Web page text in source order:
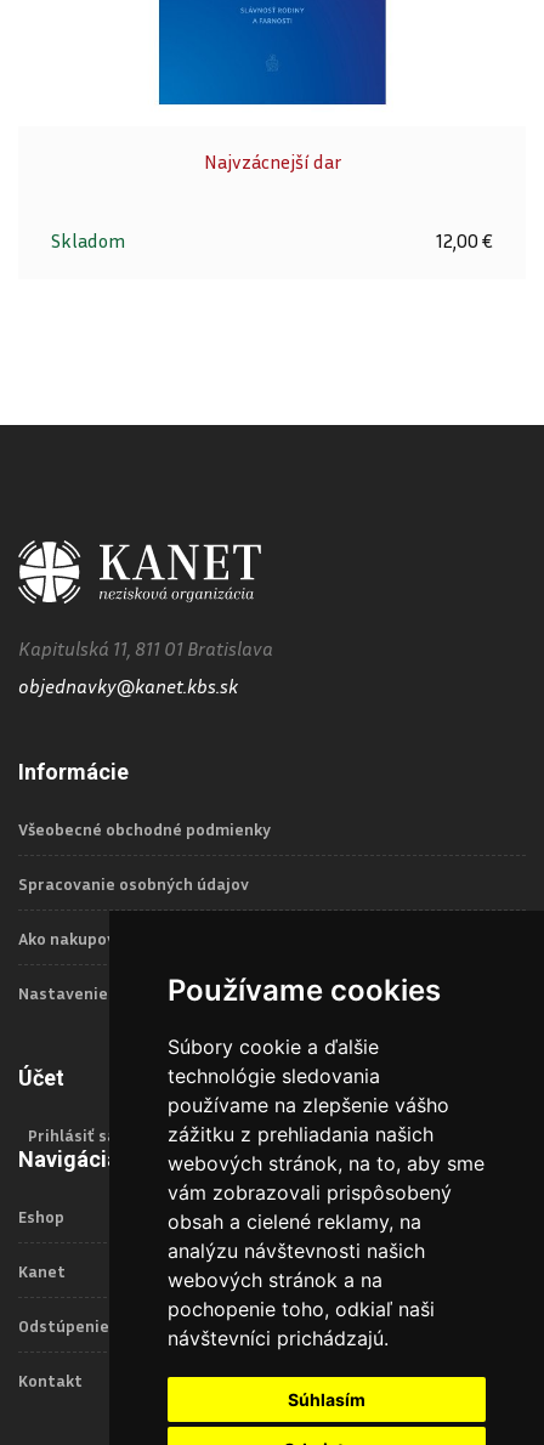
Používame cookies
Súbory cookie a ďalšie
technológie sledovania
používame na zlepšenie vášho
zážitku z prehliadania našich
webových stránok, na to, aby sme
vám zobrazovali prispôsobený
obsah a cielené reklamy, na
analýzu návštevnosti našich
webových stránok a na
pochopenie toho, odkiaľ naši
návštevníci prichádzajú.
Súhlasím
Najvzácnejší dar
Skladom 12,00 €
Kapitulská 11, 811 01 Bratislava
objednavky@kanet.kbs.sk
Informácie
Všeobecné obchodné podmienky
Spracovanie osobných údajov
Ako nakupovať
Nastavenie Cookies
Účet
Prihlásiť sa
Navigácia
Eshop
Kanet
Odstúpenie od zmluvy
Kontakt